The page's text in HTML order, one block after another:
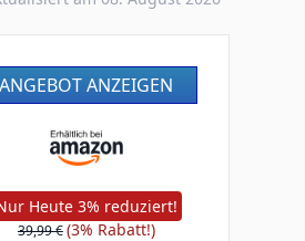
ANGEBOT ANZEIGEN
Heute 3% reduziert!
39,99 €(3% Rabatt!)